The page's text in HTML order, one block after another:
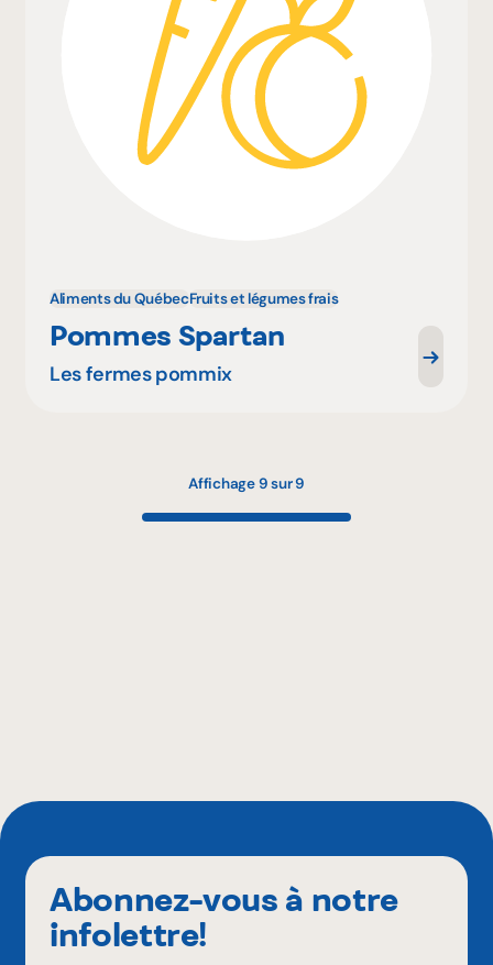
Aliments du QuébecFruits et légumes frais
Pommes Spartan
Les fermes pommix
Affichage 9 sur 9
Abonnez-vous à notre
infolettre!